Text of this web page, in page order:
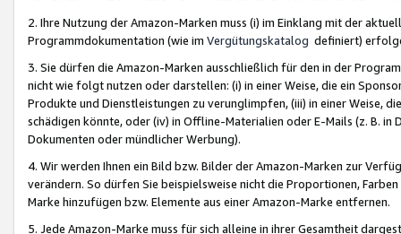
2. Ihre Nutzung der Amazon-Marken muss (i) im Einklang mit der
Programmdokumentation (wie im Vergütungskatalog definiert)
3. Sie dürfen die Amazon-Marken ausschließlich für den in der
nicht wie folgt nutzen oder darstellen: (i) in einer Weise, die ein
Produkte und Dienstleistungen zu verunglimpfen, (iii) in einer Weise,
schädigen könnte, oder (iv) in Offline-Materialien oder E-Mails (z. B. in
Dokumenten oder mündlicher Werbung).
4. Wir werden Ihnen ein Bild bzw. Bilder der Amazon-Marken zur
verändern. So dürfen Sie beispielsweise nicht die Proportionen,
Marke hinzufügen bzw. Elemente aus einer Amazon-Marke entfernen.
5. Jede Amazon-Marke muss für sich alleine in ihrer Gesamtheit